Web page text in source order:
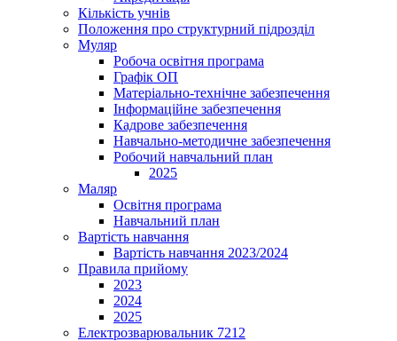
Кількість учнів
Положення про структурний підрозділ
Муляр
Робоча освітня програма
Графік ОП
Матеріально-технічне забезпечення
Інформаційне забезпечення
Кадрове забезпечення
Навчально-методичне забезпечення
Робочий навчальний план
2025
Маляр
Освітня програма
Навчальний план
Вартість навчання
Вартість навчання 2023/2024
Правила прийому
2023
2024
2025
Електрозварювальник 7212